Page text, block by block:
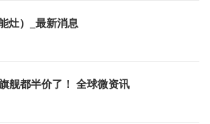
灶）_最新消息
舰都半价了！ 全球微资讯